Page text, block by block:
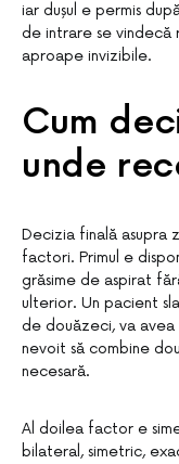
iar dușul e permis
de intrare se vindecă
aproape invizibile.
Cum
unde
Decizia finală asupra
factori. Primul e
grăsime de aspirat
ulterior. Un pacient
de douăzeci, va
nevoit să combine
necesară.
Al doilea factor e
bilateral, simetric,